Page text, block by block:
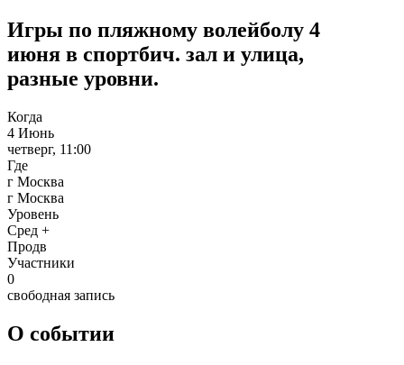
Игры по пляжному волейболу 4
июня в спортбич. зал и улица,
разные уровни.
Когда
4 Июнь
четверг, 11:00
Где
г Москва
г Москва
Уровень
Сред +
Продв
Участники
0
свободная запись
О событии